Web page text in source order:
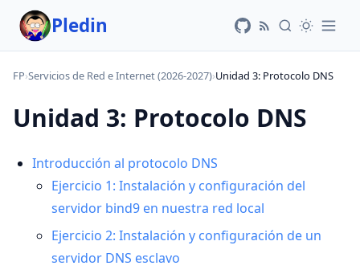
Pledin
FP›Servicios de Red e Internet (2026-2027)›Unidad 3: Protocolo DNS
Unidad 3: Protocolo DNS
Introducción al protocolo DNS
Ejercicio 1: Instalación y configuración del
servidor bind9 en nuestra red local
Ejercicio 2: Instalación y configuración de un
servidor DNS esclavo